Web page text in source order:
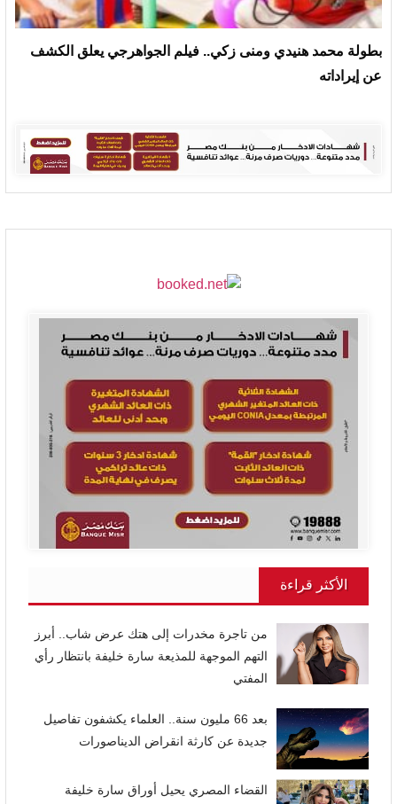
بطولة محمد هنيدي ومنى زكي.. فيلم الجواهرجي يعلق الكشف
عن إيراداته
الأكثر قراءة
من تاجرة مخدرات إلى هتك عرض شاب.. أبرز
التهم الموجهة للمذيعة سارة خليفة بانتظار رأي
المفتي
بعد 66 مليون سنة.. العلماء يكشفون تفاصيل
جديدة عن كارثة انقراض الديناصورات
القضاء المصري يحيل أوراق سارة خليفة